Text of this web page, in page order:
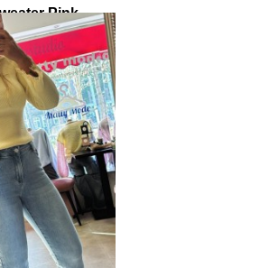
Pink
39,95